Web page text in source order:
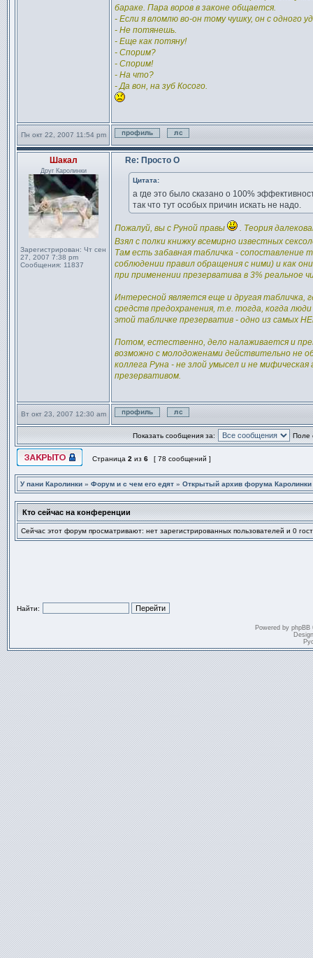
бараке. Пара воров в законе общается.
- Если я вломлю во-он тому чушку, он с одного
- Не потянешь.
- Еще как потяну!
- Спорим?
- Спорим!
- На что?
- Да вон, на зуб Косого.
Пн окт 22, 2007 11:54 pm
Профиль
Отправить личное
Шакал
Друг Каролинки
Зарегистрирован: Чт сен
27, 2007 7:38 pm
Сообщения: 11837
Re: Просто О
Цитата:
а где это было сказано о 100%
так что тут особых причин искать не надо.
Пожалуй, вы с Руной правы
. Теория
Взял с полки книжку всемирно известных
Там есть забавная табличка -
соблюдении правил обращения с ними) и как
при применении презерватива в 3% реальное
Интересной является еще и другая табличка,
средств предохранения, т.е. тогда, когда
этой табличке презерватив - одно из самых
Потом, естественно, дело налаживается и
возможно с молодоженами действительно не
коллега Руна - не злой умысел и не
презервативом.
Вт окт 23, 2007 12:30 am
Профиль
Отправить личное
Показать сообщения за:
Поле
Страница 2 из 6 [ 78 сообщений ]
У пани Каролинки » Форум и с чем его едят » Открытый архив форума Каролинки
Кто сейчас на конференции
Сейчас этот форум просматривают: нет зарегистрированных пользователей и 0
Найти:
Powered by phpBB